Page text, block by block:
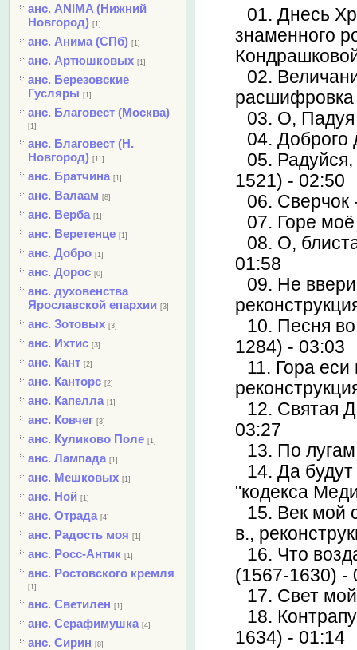
анс. ANIMA (Нижний
Новгород) [1]
анс. Анима (СПб) [1]
анс. Артюшковых [1]
анс. Березовские
Гусляры [1]
анс. Благовест (Москва)
[1]
анс. Благовест (Н.
Новгород) [11]
анс. Братчина [1]
анс. Валаам [8]
анс. Верба [1]
анс. Веретенце [1]
анс. Добро [1]
анс. Дорос [0]
анс. духовенства
Ярославской епархии [3]
анс. Зотовых [3]
анс. Ихтис [3]
анс. Кант [2]
анс. Канторс [2]
анс. Капелла [1]
анс. Ковчег [3]
анс. Куликово Поле [1]
анс. Лампада [1]
анс. Мешковых [1]
анс. Ной [1]
анс. Отрада [4]
анс. Радость моя [1]
анс. Росс-Антик [1]
анс. Ростовского кремля
[1]
анс. Светилен [1]
анс. Серафимушка [4]
анс. Сирин [8]
01. Днесь
знаменного
02.
расшифровка
03. О, Падуя
04.
05.
1521) - 02:50
06.
07. Горе
08. О,
01:58
09. Не
10. Песня
1284) - 03:03
11. Гора
12. Святая
03:27
13. По
14. Да
"кодекса
15. Век мой
в.,
16. Что
(1567-1630) -
17. Свет
18.
1634) - 01:14